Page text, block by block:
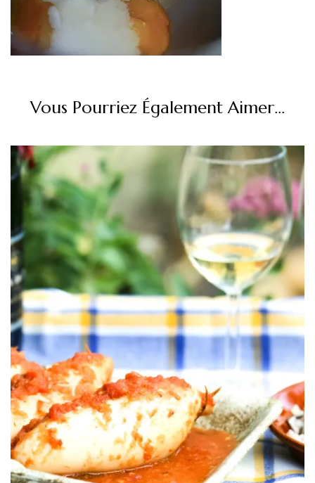
Vous Pourriez Également Aimer...